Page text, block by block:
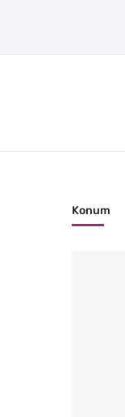
Konum